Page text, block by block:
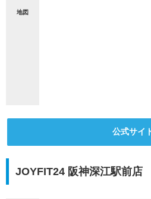
地図
公式サイ
JOYFIT24 阪神深江駅前店